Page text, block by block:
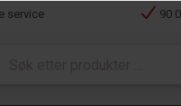
service 90